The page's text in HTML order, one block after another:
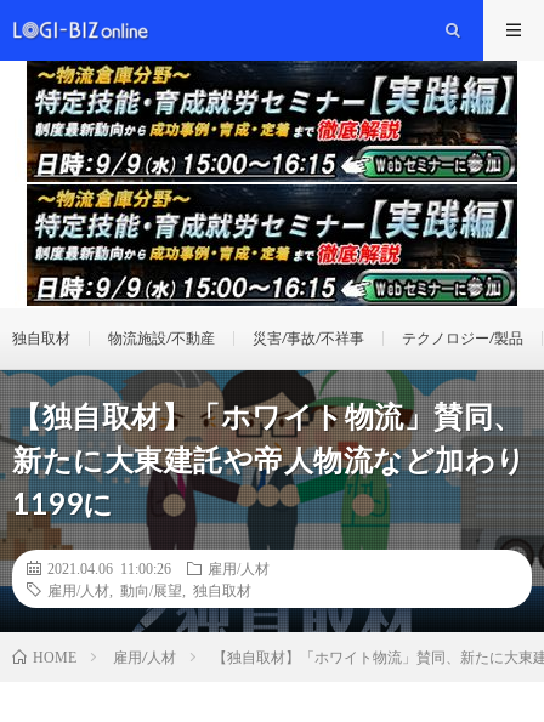
独自取材 物流施設/不動産 災害/事故/不祥事 テクノロジー/製品
【独自取材】「ホワイト物流」賛同、
新たに大東建託や帝人物流など加わり
1199に
2021.04.06 11:00:26
雇用/人材
雇用/人材
動向/展望 独自取材
HOME 雇用/人材 【独自取材】「ホワイト物流」賛同、新たに大